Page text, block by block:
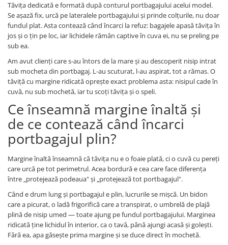
Tăvița dedicată e formată după conturul portbagajului acelui model.
Se așază fix, urcă pe lateralele portbagajului și prinde colțurile, nu doar
fundul plat. Asta contează când încarci la refuz: bagajele apasă tăvița în
jos și o țin pe loc, iar lichidele rămân captive în cuva ei, nu se preling pe
sub ea.
Am avut clienți care s-au întors de la mare și au descoperit nisip intrat
sub mocheta din portbagaj. L-au scuturat, l-au aspirat, tot a rămas. O
tăviță cu margine ridicată oprește exact problema asta: nisipul cade în
cuvă, nu sub mochetă, iar tu scoți tăvița și o speli.
Ce înseamnă margine înaltă și
de ce contează când încarci
portbagajul plin?
Margine înaltă înseamnă că tăvița nu e o foaie plată, ci o cuvă cu pereți
care urcă pe tot perimetrul. Acea bordură e cea care face diferența
între „protejează podeaua" și „protejează tot portbagajul".
Când e drum lung și portbagajul e plin, lucrurile se mișcă. Un bidon
care a picurat, o ladă frigorifică care a transpirat, o umbrelă de plajă
plină de nisip umed — toate ajung pe fundul portbagajului. Marginea
ridicată ține lichidul în interior, ca o tavă, până ajungi acasă și golești.
Fără ea, apa găsește prima margine și se duce direct în mochetă.